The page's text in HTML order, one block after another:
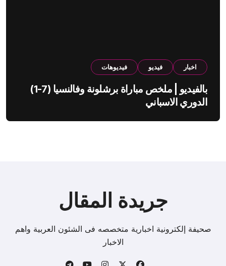
اخبار فيديو فيديوهات
بالفيديو | ملخص مباراة برشلونة وفالنسيا (7-1)
الدوري الاسباني
جريدة المقال
صحيفة إلكترونية اخبارية متخصصه فى الشئون العربية واهم
الاخبار